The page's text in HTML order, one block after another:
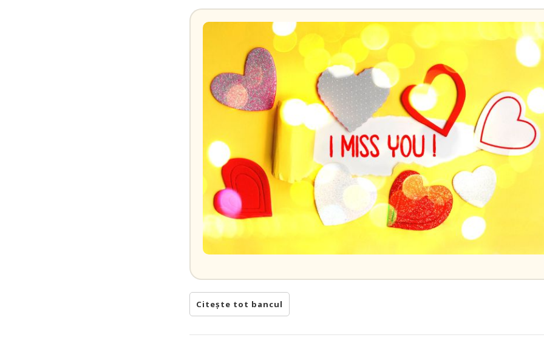
Citește tot bancul